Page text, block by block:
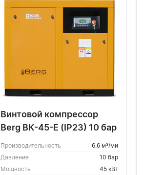
Винтовой компрессор
Berg ВК-45-Е (IP23) 10 бар
Производительность
6.6 м³/ми
Давление
10 бар
Мощность
45 кВт